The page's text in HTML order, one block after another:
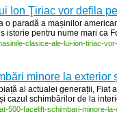
Ion Ţiriac vor defila
o paradă a mașinilor
istorie pentru nume mari ca
clasice-ale-lui-ion-tiriac-vor-
minore la exterior
al actualei generații, Fiat
cazul schimbărilor de la
500-facelift-schimbari-minore-la-